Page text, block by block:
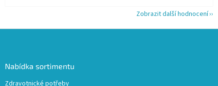
Zobrazit další hodnocení
Nabídka sortimentu
Zdravotnické potřeby